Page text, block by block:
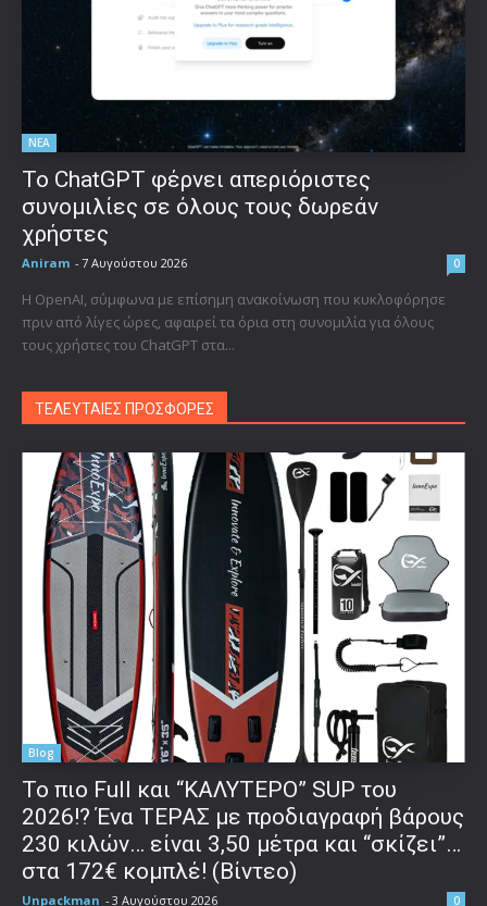
ΝΕΑ
Το ChatGPT φέρνει απεριόριστες
συνομιλίες σε όλους τους δωρεάν
χρήστες
Aniram - 7 Αυγούστου 2026 0
Η OpenAI, σύμφωνα με επίσημη ανακοίνωση που κυκλοφόρησε
πριν από λίγες ώρες, αφαιρεί τα όρια στη συνομιλία για όλους
τους χρήστες του ChatGPT στα...
ΤΕΛΕΥΤΑΙΕΣ ΠΡΟΣΦΟΡΕΣ
Blog
To πιο Full και “ΚΑΛΥΤΕΡΟ” SUP του
2026!? Ένα ΤΕΡΑΣ με προδιαγραφή βάρους
230 κιλών… είναι 3,50 μέτρα και “σκίζει”…
στα 172€ κομπλέ! (Βίντεο)
Unpackman - 3 Αυγούστου 2026 0